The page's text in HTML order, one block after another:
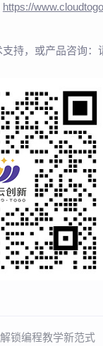
https://
持，或产品咨询：
锁编程教学新范式